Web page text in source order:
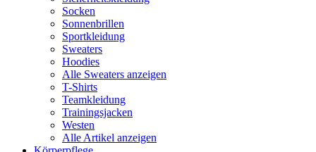
Socken
Sonnenbrillen
Sportkleidung
Sweaters
Hoodies
Alle Sweaters anzeigen
T-Shirts
Teamkleidung
Trainingsjacken
Westen
Alle Artikel anzeigen